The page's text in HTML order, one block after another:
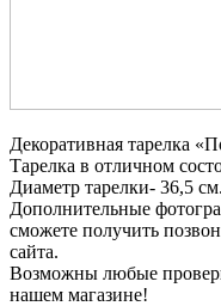
Декоративная тарелка
Тарелка в отличном
Диаметр тарелки- 36,5 см.
Дополнительные
сможете получить
сайта.
Возможны любые
нашем магазине!